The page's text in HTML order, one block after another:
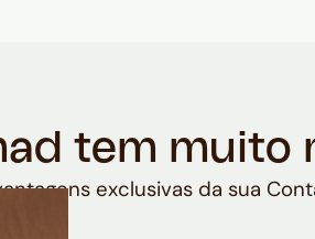
tem muito
exclusivas da sua